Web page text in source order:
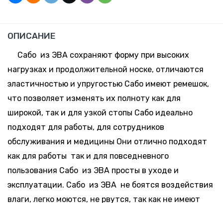
Москва
42
Склад:
Минск-
- +
Склад:
Минск-
- +
Склад:
Минск-
-
- +
ОПИСАНИЕ
Сабо из ЭВА сохраняют форму при высоких
нагрузках и продолжительной носке, отличаются
эластичностью и упругостью Сабо имеют ремешок,
что позволяет изменять их полноту как для
широкой, так и для узкой стопы Сабо идеально
подходят для работы, для сотрудников
обслуживания и медицины Они отлично подходят
как для работы так и для повседневного
пользования Сабо из ЭВА просты в уходе и
эксплуатации. Сабо из ЭВА не боятся воздействия
влаги, легко моются, не рвутся, так как не имеют